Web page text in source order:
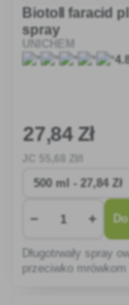
Biotoll faracid
spray
UNICHEM
27,84 Zł
− +
Długotrwały spray
przeciwko mrówkom